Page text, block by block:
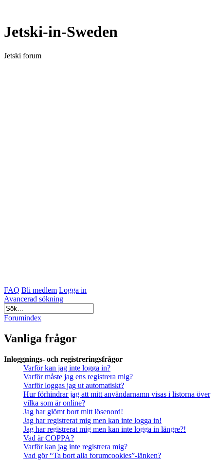
Jetski-in-Sweden
Jetski forum
FAQ Bli medlem Logga in
Avancerad sökning
Forumindex
Vanliga frågor
Inloggnings- och registreringsfrågor
Varför kan jag inte logga in?
Varför måste jag ens registrera mig?
Varför loggas jag ut automatiskt?
Hur förhindrar jag att mitt användarnamn visas i listorna över
vilka som är online?
Jag har glömt bort mitt lösenord!
Jag har registrerat mig men kan inte logga in!
Jag har registrerat mig men kan inte logga in längre?!
Vad är COPPA?
Varför kan jag inte registrera mig?
Vad gör “Ta bort alla forumcookies”-länken?